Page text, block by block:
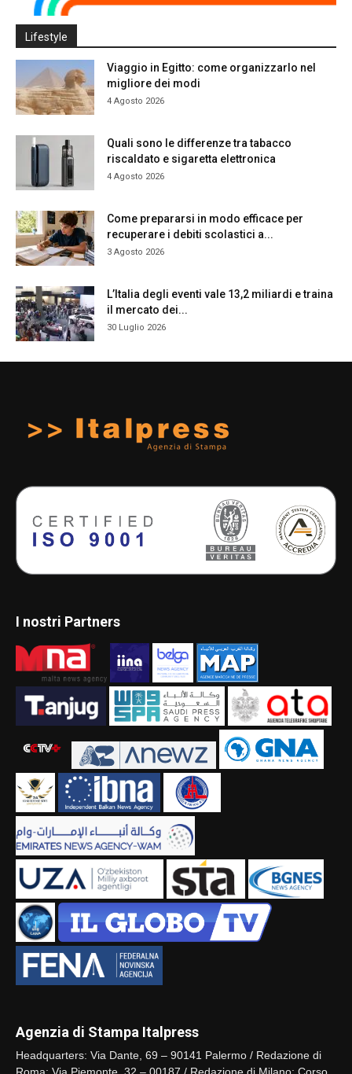
Lifestyle
Viaggio in Egitto: come organizzarlo nel
migliore dei modi
4 Agosto 2026
Quali sono le differenze tra tabacco
riscaldato e sigaretta elettronica
4 Agosto 2026
Come prepararsi in modo efficace per
recuperare i debiti scolastici a...
3 Agosto 2026
L’Italia degli eventi vale 13,2 miliardi e traina
il mercato dei...
30 Luglio 2026
I nostri Partners
Agenzia di Stampa Italpress
Headquarters: Via Dante, 69 – 90141 Palermo / Redazione di